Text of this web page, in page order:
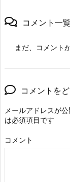
コメント一覧
まだ、コメント
コメントを
メールアドレスが
は必須項目です
コメント